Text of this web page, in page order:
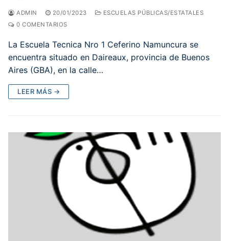
ADMIN 20/01/2023
ESCUELAS PÚBLICAS/ESTATALES
0 COMENTARIOS
La Escuela Tecnica Nro 1 Ceferino Namuncura se
encuentra situado en Daireaux, provincia de Buenos
Aires (GBA), en la calle…
LEER MÁS →